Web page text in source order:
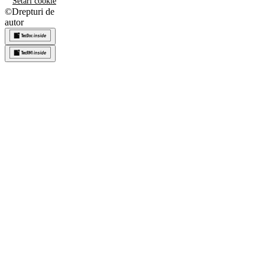
©Drepturi de
autor